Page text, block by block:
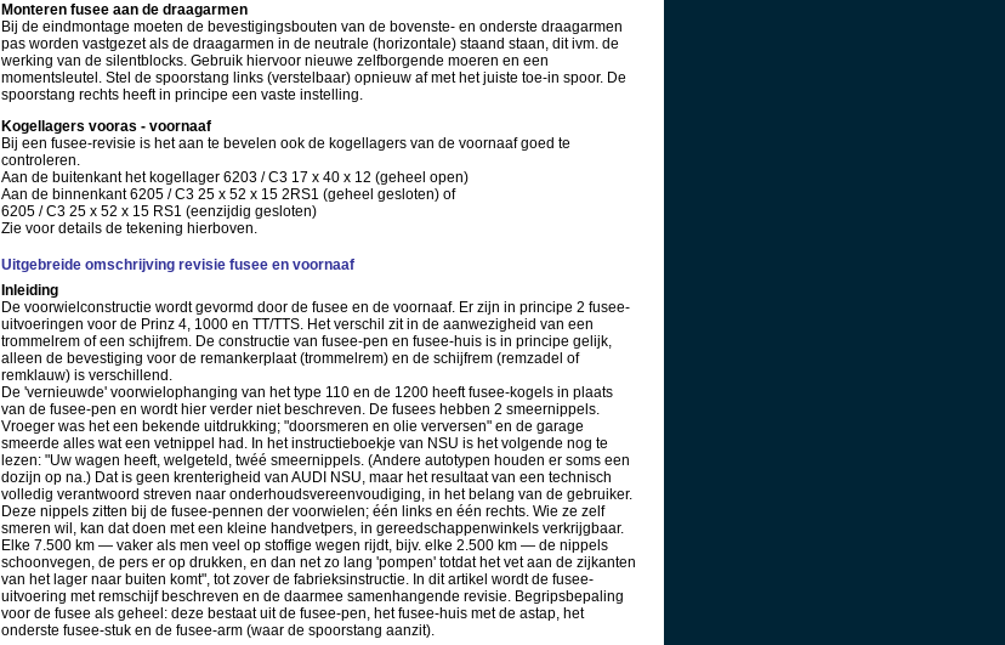
Monteren fusee aan de draagarmen
Bij de eindmontage moeten de bevestigingsbouten van de bovenste- en onderste draagarmen
pas worden vastgezet als de draagarmen in de neutrale (horizontale) staand staan, dit ivm. de
werking van de silentblocks. Gebruik hiervoor nieuwe zelfborgende moeren en een
momentsleutel. Stel de spoorstang links (verstelbaar) opnieuw af met het juiste toe-in spoor. De
spoorstang rechts heeft in principe een vaste instelling.
Kogellagers vooras - voornaaf
Bij een fusee-revisie is het aan te bevelen ook de kogellagers van de voornaaf goed te
controleren.
Aan de buitenkant het kogellager 6203 / C3 17 x 40 x 12 (geheel open)
Aan de binnenkant 6205 / C3 25 x 52 x 15 2RS1 (geheel gesloten) of
6205 / C3 25 x 52 x 15 RS1 (eenzijdig gesloten)
Zie voor details de tekening hierboven.
Uitgebreide omschrijving revisie fusee en voornaaf
Inleiding
De voorwielconstructie wordt gevormd door de fusee en de voornaaf. Er zijn in principe 2 fusee-
uitvoeringen voor de Prinz 4, 1000 en TT/TTS. Het verschil zit in de aanwezigheid van een
trommelrem of een schijfrem. De constructie van fusee-pen en fusee-huis is in principe gelijk,
alleen de bevestiging voor de remankerplaat (trommelrem) en de schijfrem (remzadel of
remklauw) is verschillend.
De 'vernieuwde' voorwielophanging van het type 110 en de 1200 heeft fusee-kogels in plaats
van de fusee-pen en wordt hier verder niet beschreven. De fusees hebben 2 smeernippels.
Vroeger was het een bekende uitdrukking; "doorsmeren en olie verversen" en de garage
smeerde alles wat een vetnippel had. In het instructieboekje van NSU is het volgende nog te
lezen: "Uw wagen heeft, welgeteld, twéé smeernippels. (Andere autotypen houden er soms een
dozijn op na.) Dat is geen krenterigheid van AUDI NSU, maar het resultaat van een technisch
volledig verantwoord streven naar onderhoudsvereenvoudiging, in het belang van de gebruiker.
Deze nippels zitten bij de fusee-pennen der voorwielen; één links en één rechts. Wie ze zelf
smeren wil, kan dat doen met een kleine handvetpers, in gereedschappenwinkels verkrijgbaar.
Elke 7.500 km — vaker als men veel op stoffige wegen rijdt, bijv. elke 2.500 km — de nippels
schoonvegen, de pers er op drukken, en dan net zo lang 'pompen' totdat het vet aan de zijkanten
van het lager naar buiten komt", tot zover de fabrieksinstructie. In dit artikel wordt de fusee-
uitvoering met remschijf beschreven en de daarmee samenhangende revisie. Begripsbepaling
voor de fusee als geheel: deze bestaat uit de fusee-pen, het fusee-huis met de astap, het
onderste fusee-stuk en de fusee-arm (waar de spoorstang aanzit).